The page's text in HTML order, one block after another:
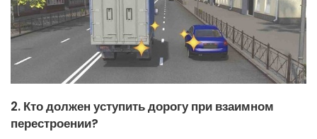
2. Кто должен уступить дорогу при взаимном
перестроении?